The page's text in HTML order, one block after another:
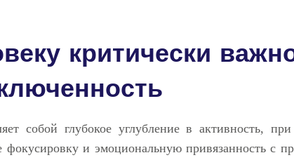
критически
собой глубокое углубление в активность,
фокусировку и эмоциональную привязанность с